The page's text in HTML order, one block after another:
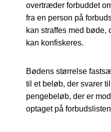
overtræder forbuddet
fra en person på
kan straffes med bøde,
kan konfiskeres.
Bødens størrelse
til et beløb, der svarer
pengebeløb, der er
optaget på